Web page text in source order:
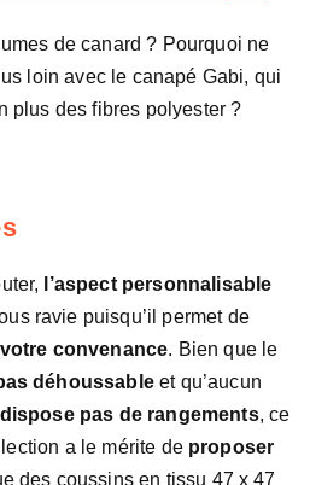
de canard ? Pourquoi ne
loin avec le canapé Gabi, qui
plus des fibres polyester ?
l’aspect personnalisable
ravie puisqu’il permet de
convenance. Bien que le
déhoussableet qu’aucun
pas de rangements, ce
a le mérite de proposer
des coussins en tissu 47 x 47